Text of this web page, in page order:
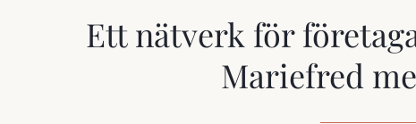
Ett nätverk för
Mariefred